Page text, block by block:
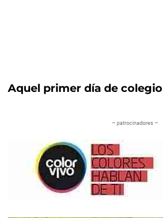
Aquel primer día de colegio
– patrocinadores –